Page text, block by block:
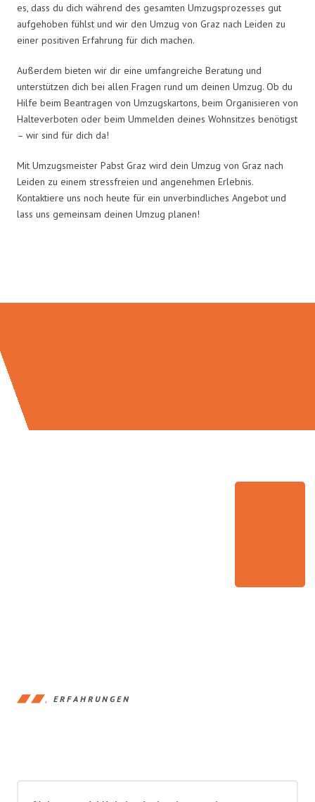
es, dass du dich während des gesamten Umzugsprozesses gut
aufgehoben fühlst und wir den Umzug von Graz nach Leiden zu
einer positiven Erfahrung für dich machen.
Außerdem bieten wir dir eine umfangreiche Beratung und
unterstützen dich bei allen Fragen rund um deinen Umzug. Ob du
Hilfe beim Beantragen von Umzugskartons, beim Organisieren von
Halteverboten oder beim Ummelden deines Wohnsitzes benötigst
– wir sind für dich da!
Mit Umzugsmeister Pabst Graz wird dein Umzug von Graz nach
Leiden zu einem stressfreien und angenehmen Erlebnis.
Kontaktiere uns noch heute für ein unverbindliches Angebot und
lass uns gemeinsam deinen Umzug planen!
ERFAHRUNGEN